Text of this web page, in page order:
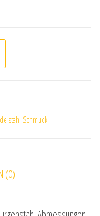
Menge
Schmuck
(0)